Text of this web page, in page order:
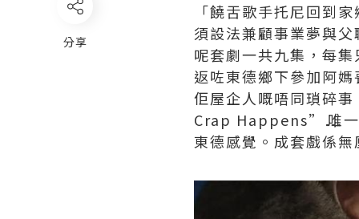
「饒舌歌手托尼回到
須設法兼顧事業夢與父
呢套劇一共九集，每
返咗東德鄉下參加阿
佢屋企人嘅唔同瑣碎
Crap Happens”⋯⋯唯
東德感覺。成套戲係
分享